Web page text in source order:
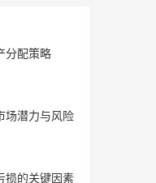
分配策略
场潜力与风险
损的关键因素